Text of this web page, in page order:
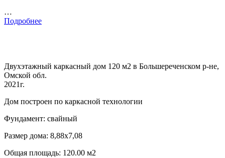
…
Подробнее
Двухэтажный каркасный дом 120 м2 в Большереченском р-не,
Омской обл.
2021г.
Дом построен по каркасной технологии
Фундамент: свайный
Размер дома: 8,88х7,08
Общая площадь: 120.00 м2